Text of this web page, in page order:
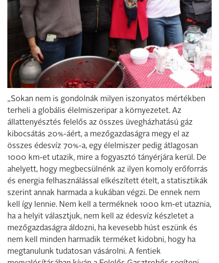
„Sokan nem is gondolnák milyen iszonyatos mértékben
terheli a globális élelmiszeripar a környezetet. Az
állattenyésztés felelős az összes üvegházhatású gáz
kibocsátás 20%-áért, a mezőgazdaságra megy el az
összes édesvíz 70%-a, egy élelmiszer pedig átlagosan
1000 km-et utazik, mire a fogyasztó tányérjára kerül. De
ahelyett, hogy megbecsülnénk az ilyen komoly erőforrás
és energia felhasználással elkészített ételt, a statisztikák
szerint annak harmada a kukában végzi. De ennek nem
kell így lennie. Nem kell a terméknek 1000 km-et utaznia,
ha a helyit választjuk, nem kell az édesvíz készletet a
mezőgazdaságra áldozni, ha kevesebb húst eszünk és
nem kell minden harmadik terméket kidobni, hogy ha
megtanulunk tudatosan vásárolni. A fentiek